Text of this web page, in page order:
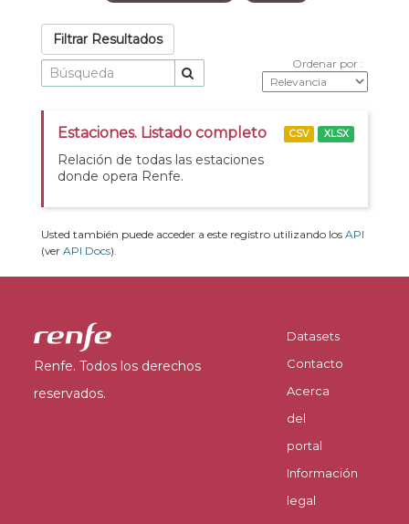
Filtrar Resultados
Ordenar por
Estaciones. Listado completo
Relación de todas las estaciones
donde opera Renfe.
CSV XLSX
Usted también puede acceder a este registro utilizando los API
(ver API Docs).
Renfe. Todos los derechos
reservados.
Datasets
Contacto
Acerca
del
portal
Información
legal